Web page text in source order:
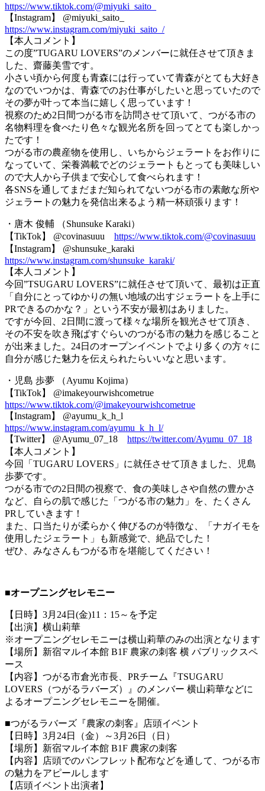
https://www.tiktok.com/@miyuki_saito_
【Instagram】 @miyuki_saito_
https://www.instagram.com/miyuki_saito_/
【本人コメント】
この度”TUGARU LOVERS”のメンバーに就任させて頂きま
した、齋藤美雪です。
小さい頃から何度も青森には行っていて青森がとても大好き
なのでいつかは、青森でのお仕事がしたいと思っていたので
その夢が叶って本当に嬉しく思っています！
視察のため2日間つがる市を訪問させて頂いて、つがる市の
名物料理を食べたり色々な観光名所を回ってとても楽しかっ
たです！
つがる市の農産物を使用し、いちからジェラートをお作りに
なっていて、栄養満載でどのジェラートもとっても美味しい
ので大人から子供まで安心して食べられます！
各SNSを通してまだまだ知られてないつがる市の素敵な所や
ジェラートの魅力を発信出来るよう精一杯頑張ります！
・唐木 俊輔 （Shunsuke Karaki）
【TikTok】 @covinasuuu
https://www.tiktok.com/@covinasuuu
【Instagram】 @shunsuke_karaki
https://www.instagram.com/shunsuke_karaki/
【本人コメント】
今回”TSUGARU LOVERS”に就任させて頂いて、最初は正直
「自分にとってゆかりの無い地域の出すジェラートを上手に
PRできるのかな？」という不安が最初はありました。
ですが今回、2日間に渡って様々な場所を観光させて頂き、
その不安を吹き飛ばすぐらいのつがる市の魅力を感じること
が出来ました。24日のオープンイベントでより多くの方々に
自分が感じた魅力を伝えられたらいいなと思います。
・児島 歩夢 （Ayumu Kojima）
【TikTok】 @imakeyourwishcometrue
https://www.tiktok.com/@imakeyourwishcometrue
【Instagram】 @ayumu_k_h_l
https://www.instagram.com/ayumu_k_h_l/
【Twitter】 @Ayumu_07_18
https://twitter.com/Ayumu_07_18
【本人コメント】
今回「TUGARU LOVERS」に就任させて頂きました、児島
歩夢です。
つがる市での2日間の視察で、食の美味しさや自然の豊かさ
など、自らの肌で感じた「つがる市の魅力」を、たくさん
PRしていきます！
また、口当たりが柔らかく伸びるのが特徴な、「ナガイモを
使用したジェラート」も新感覚で、絶品でした！
ぜひ、みなさんもつがる市を堪能してください！
■オープニングセレモニー
【日時】3月24日(金)11：15～を予定
【出演】 横山莉華
※オープニングセレモニーは横山莉華のみの出演となります
【場所】新宿マルイ本館 B1F 農家の刺客 横 パブリックスペ
ース
【内容】つがる市倉光市長、PRチーム『TSUGARU
LOVERS（つがるラバーズ）』のメンバー 横山莉華などに
よるオープニングセレモニーを開催。
■つがるラバーズ『農家の刺客』店頭イベント
【日時】3月24日（金）～3月26日（日）
【場所】新宿マルイ本館 B1F 農家の刺客
【内容】店頭でのパンフレット配布などを通して、つがる市
の魅力をアピールします
【店頭イベント出演者】